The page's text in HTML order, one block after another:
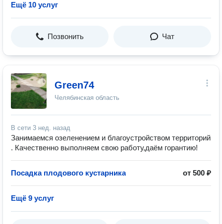
Ещё 10 услуг
Позвонить Чат
Green74
Челябинская область
В сети 3 нед. назад
Занимаемся озеленением и благоустройством территорий
. Качественно выполняем свою работу,даём горантию!
Посадка плодового кустарника от 500 ₽
Ещё 9 услуг